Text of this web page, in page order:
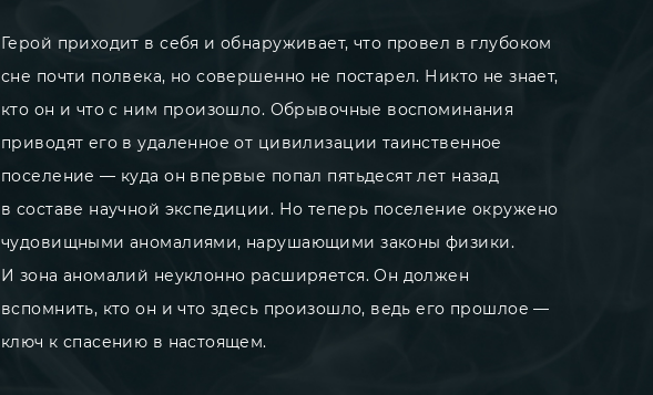
Герой приходит в себя и обнаруживает, что провел в глубоком
сне почти полвека, но совершенно не постарел. Никто не знает,
кто он и что с ним произошло. Обрывочные воспоминания
приводят его в удаленное от цивилизации таинственное
поселение — куда он впервые попал пятьдесят лет назад
в составе научной экспедиции. Но теперь поселение окружено
чудовищными аномалиями, нарушающими законы физики.
И зона аномалий неуклонно расширяется. Он должен
вспомнить, кто он и что здесь произошло, ведь его прошлое —
ключ к спасению в настоящем.